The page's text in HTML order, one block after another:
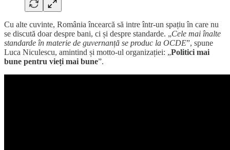
Cu alte cuvinte, România încearcă să intre într-un spațiu în care nu
se discută doar despre bani, ci și despre standarde. „Cele mai înalte
standarde în materie de guvernanță se produc la OCDE”, spune
Luca Niculescu, amintind și motto-ul organizației: „Politici mai
bune pentru vieți mai bune”.